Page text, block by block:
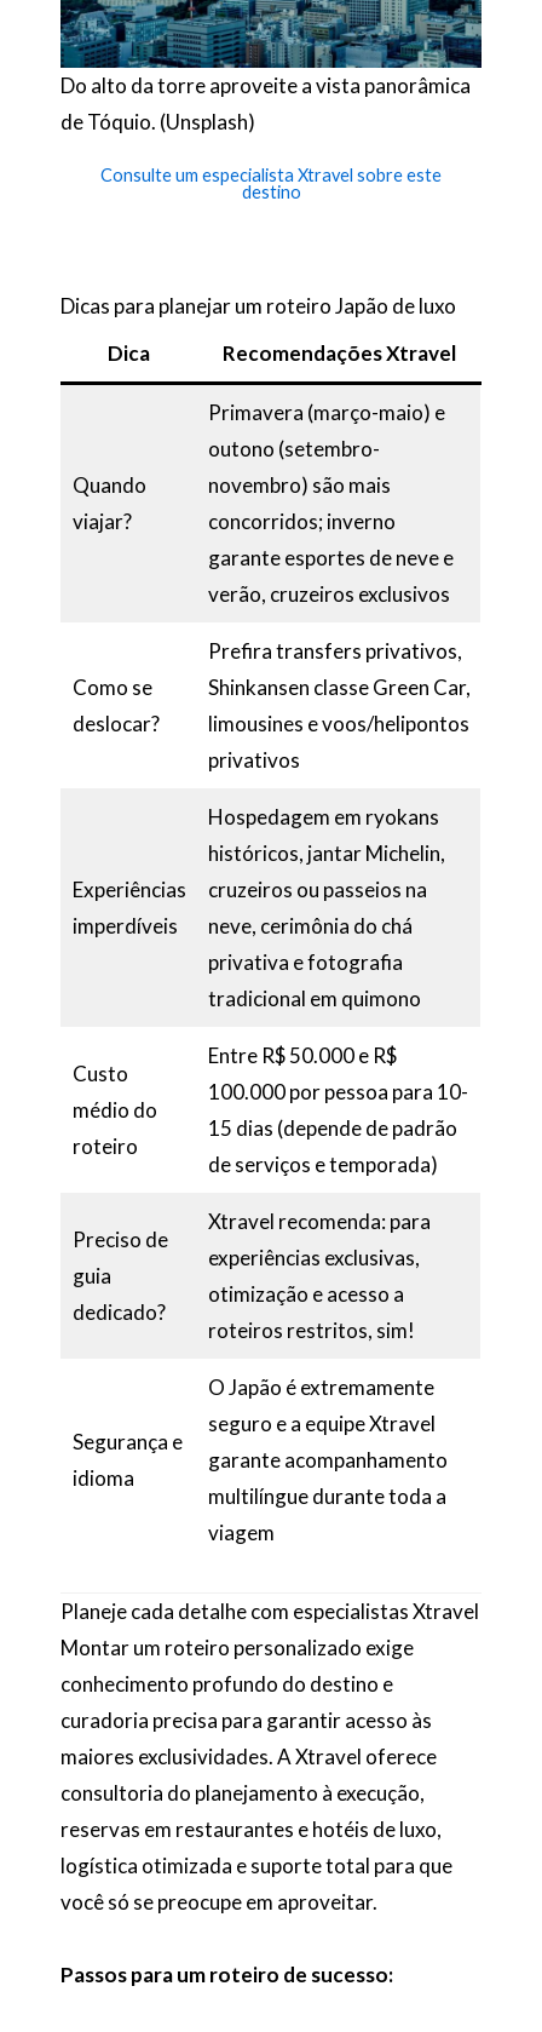
Do alto da torre aproveite a vista panorâmica
de Tóquio. (Unsplash)
Consulte um especialista Xtravel sobre este
destino
Dicas para planejar um roteiro Japão de luxo
Dica
Recomendações Xtravel
Quando
viajar?
Primavera (março-maio) e
outono (setembro-
novembro) são mais
concorridos; inverno
garante esportes de neve e
verão, cruzeiros exclusivos
Como se
deslocar?
Prefira transfers privativos,
Shinkansen classe Green Car,
limousines e voos/helipontos
privativos
Experiências
imperdíveis
Hospedagem em ryokans
históricos, jantar Michelin,
cruzeiros ou passeios na
neve, cerimônia do chá
privativa e fotografia
tradicional em quimono
Custo
médio do
roteiro
Entre R$ 50.000 e R$
100.000 por pessoa para 10-
15 dias (depende de padrão
de serviços e temporada)
Preciso de
guia
dedicado?
Xtravel recomenda: para
experiências exclusivas,
otimização e acesso a
roteiros restritos, sim!
Segurança e
idioma
O Japão é extremamente
seguro e a equipe Xtravel
garante acompanhamento
multilíngue durante toda a
viagem
Planeje cada detalhe com especialistas Xtravel
Montar um roteiro personalizado exige
conhecimento profundo do destino e
curadoria precisa para garantir acesso às
maiores exclusividades. A Xtravel oferece
consultoria do planejamento à execução,
reservas em restaurantes e hotéis de luxo,
logística otimizada e suporte total para que
você só se preocupe em aproveitar.
Passos para um roteiro de sucesso: